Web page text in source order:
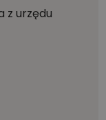
z urzędu